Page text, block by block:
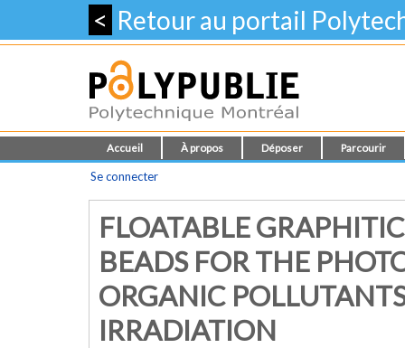
< Retour au portail
Accueil À propos Déposer Parcourir
Se connecter
FLOATABLE
BEADS FOR THE
ORGANIC
IRRADIATION